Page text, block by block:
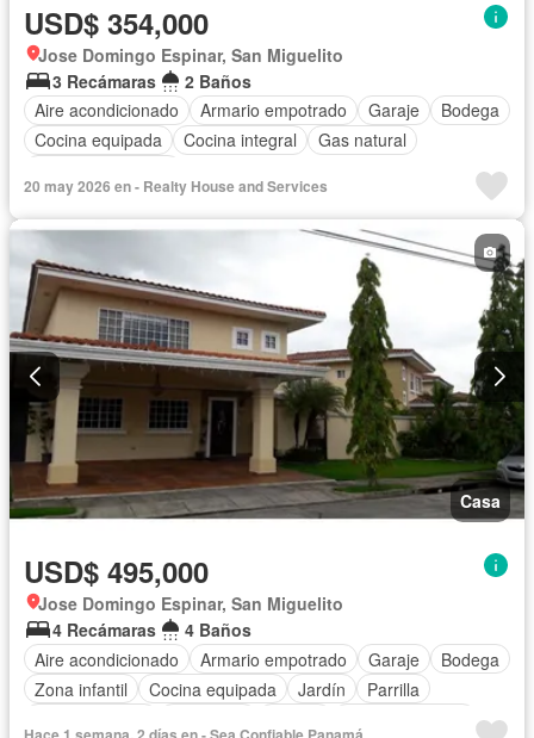
USD$ 354,000
Jose Domingo Espinar, San Miguelito
3 Recámaras
2 Baños
Aire acondicionado
Armario empotrado Garaje
Bodega
Cocina equipada
Cocina integral
Gas natural
20 may 2026 en - Realty House and Services
Casa
USD$ 495,000
Jose Domingo Espinar, San Miguelito
4 Recámaras
4 Baños
Aire acondicionado
Armario empotrado Garaje
Bodega
Zona infantil
Cocina equipada Jardín
Parrilla